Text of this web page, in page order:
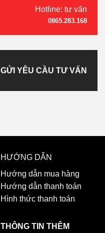
Hotline: tư vấn
0865.283.168
GỬI YÊU CẦU TƯ VẤN
HƯỚNG DẪN
Hướng dẫn mua hàng
Hướng dẫn thanh toán
Hình thức thanh toán
THÔNG TIN THÊM